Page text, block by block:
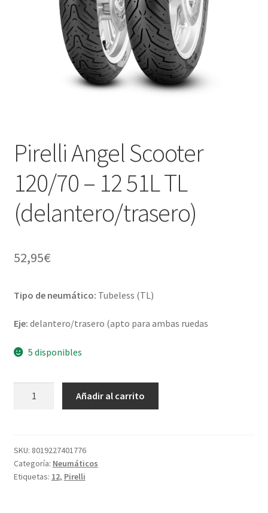
Pirelli Angel Scooter
120/70 – 12 51L TL
(delantero/trasero)
52,95€
Tipo de neumático: Tubeless (TL)
Eje: delantero/trasero (apto para ambas ruedas
5 disponibles
-
12
51L
Añadir al carrito
SKU: 8019227401776
Categoría: Neumáticos
Etiquetas: 12, Pirelli